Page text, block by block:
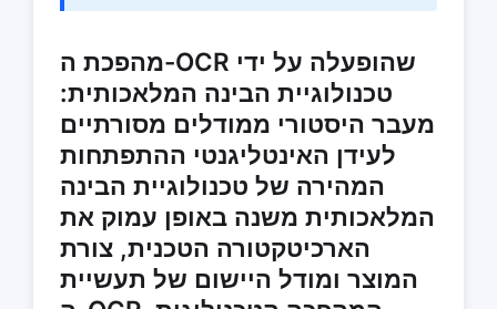
מהפכת ה-OCR שהופעלה על ידי
טכנולוגיית הבינה המלאכותית:
מעבר היסטורי ממודלים מסורתיים
לעידן האינטליגנטי ההתפתחות
המהירה של טכנולוגיית הבינה
המלאכותית משנה באופן עמוק את
הארכיטקטורה הטכנית, צורת
המוצר ומודל היישום של תעשיית